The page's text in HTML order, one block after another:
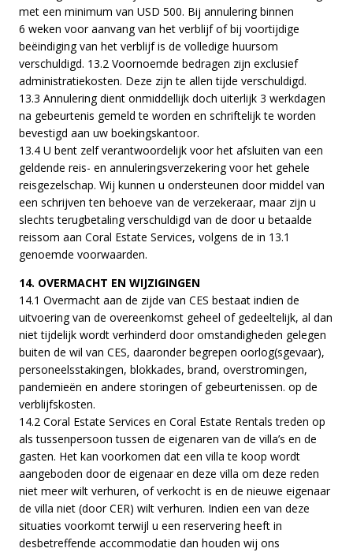
met een minimum van USD 500. Bij annulering binnen
6 weken voor aanvang van het verblijf of bij voortijdige
beëindiging van het verblijf is de volledige huursom
verschuldigd. 13.2 Voornoemde bedragen zijn exclusief
administratiekosten. Deze zijn te allen tijde verschuldigd.
13.3 Annulering dient onmiddellijk doch uiterlijk 3 werkdagen
na gebeurtenis gemeld te worden en schriftelijk te worden
bevestigd aan uw boekingskantoor.
13.4 U bent zelf verantwoordelijk voor het afsluiten van een
geldende reis- en annuleringsverzekering voor het gehele
reisgezelschap. Wij kunnen u ondersteunen door middel van
een schrijven ten behoeve van de verzekeraar, maar zijn u
slechts terugbetaling verschuldigd van de door u betaalde
reissom aan Coral Estate Services, volgens de in 13.1
genoemde voorwaarden.
14. OVERMACHT EN WIJZIGINGEN
14.1 Overmacht aan de zijde van CES bestaat indien de
uitvoering van de overeenkomst geheel of gedeeltelijk, al dan
niet tijdelijk wordt verhinderd door omstandigheden gelegen
buiten de wil van CES, daaronder begrepen oorlog(sgevaar),
personeelsstakingen, blokkades, brand, overstromingen,
pandemieën en andere storingen of gebeurtenissen. op de
verblijfskosten.
14.2 Coral Estate Services en Coral Estate Rentals treden op
als tussenpersoon tussen de eigenaren van de villa’s en de
gasten. Het kan voorkomen dat een villa te koop wordt
aangeboden door de eigenaar en deze villa om deze reden
niet meer wilt verhuren, of verkocht is en de nieuwe eigenaar
de villa niet (door CER) wilt verhuren. Indien een van deze
situaties voorkomt terwijl u een reservering heeft in
desbetreffende accommodatie dan houden wij ons